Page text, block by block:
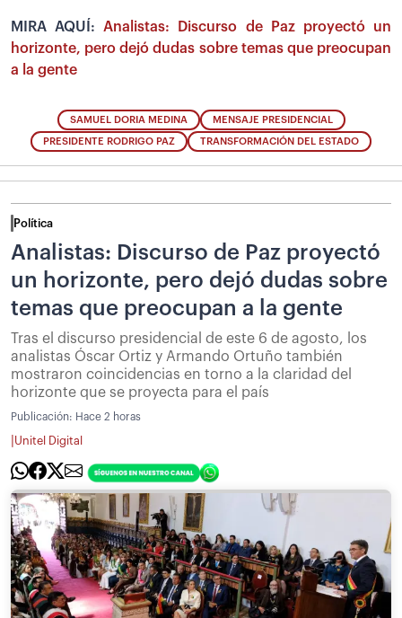
MIRA AQUÍ:Analistas: Discurso de Paz proyectó un
horizonte, pero dejó dudas sobre temas que preocupan
a la gente
SAMUEL DORIA MEDINA MENSAJE PRESIDENCIAL
PRESIDENTE RODRIGO PAZ TRANSFORMACIÓN DEL ESTADO
Política
Analistas: Discurso de Paz proyectó
un horizonte, pero dejó dudas sobre
temas que preocupan a la gente
Tras el discurso presidencial de este 6 de agosto, los
analistas Óscar Ortiz y Armando Ortuño también
mostraron coincidencias en torno a la claridad del
horizonte que se proyecta para el país
Publicación: Hace 2 horas
Unitel Digital